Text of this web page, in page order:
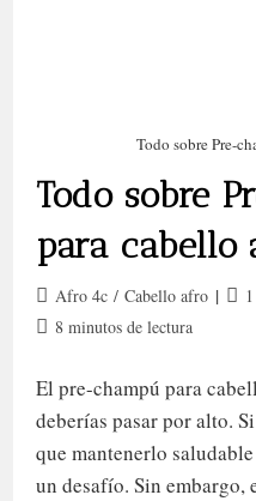
Todo sobre Pre-
Todo sobre
para cabello
Categoría
de
Afro 4c / Cabello afro
Tiempo
lectura:
8 minutos de lectura
El pre-champú para
deberías pasar por alto.
que mantenerlo
un desafío. Sin embargo,